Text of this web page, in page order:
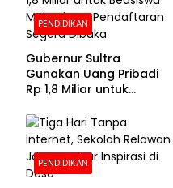
PENDIDIKAN
Gubernur Sultra
Gunakan Uang Pribadi
Rp 1,8 Miliar untuk
Pendaftaran Segera
Dibuka
PENDIDIKAN